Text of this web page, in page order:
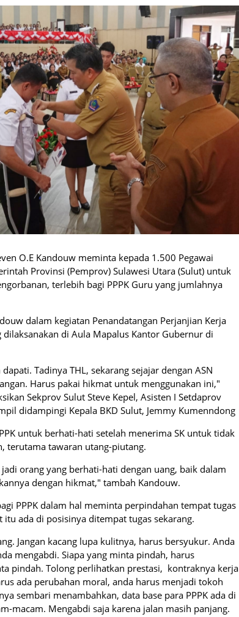
O.E Kandouw meminta kepada 1.500 Pegawai
Provinsi (Pemprov) Sulawesi Utara (Sulut) untuk
terlebih bagi PPPK Guru yang jumlahnya
dalam kegiatan Penandatangan Perjanjian Kerja
dilaksanakan di Aula Mapalus Kantor Gubernur di
Tadinya THL, sekarang sejajar dengan ASN
Harus pakai hikmat untuk menggunakan ini,"
Sekprov Sulut Steve Kepel, Asisten I Setdaprov
didampingi Kepala BKD Sulut, Jemmy Kumenndong
untuk berhati-hati setelah menerima SK untuk tidak
terutama tawaran utang-piutang.
orang yang berhati-hati dengan uang, baik dalam
dengan hikmat," tambah Kandouw.
PPPK dalam hal meminta perpindahan tempat tugas
ada di posisinya ditempat tugas sekarang.
Jangan kacang lupa kulitnya, harus bersyukur. Anda
mengabdi. Siapa yang minta pindah, harus
pindah. Tolong perlihatkan prestasi, kontraknya kerja
ada perubahan moral, anda harus menjadi tokoh
sembari menambahkan, data base para PPPK ada di
macam. Mengabdi saja karena jalan masih panjang.